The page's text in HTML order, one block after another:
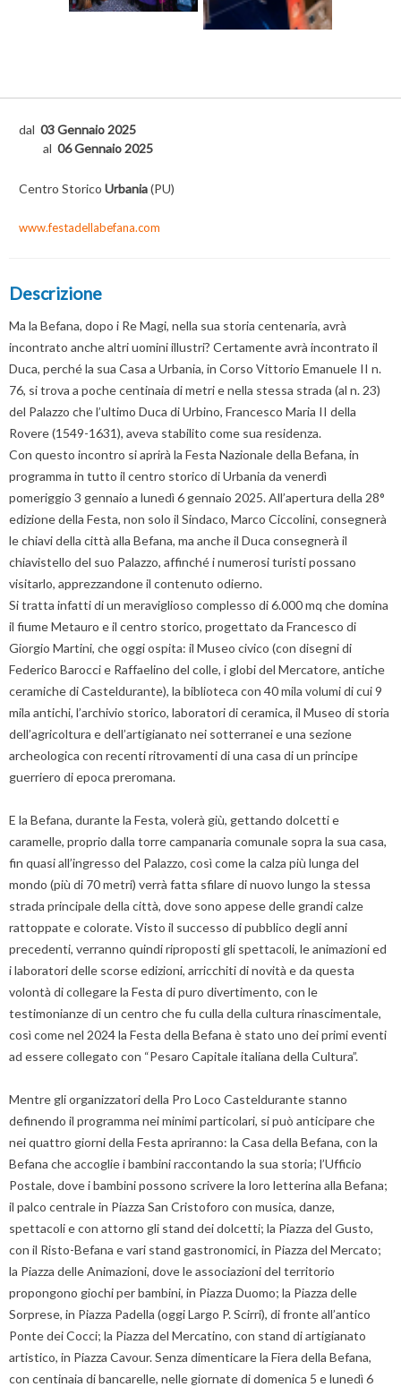
dal 03 Gennaio 2025
al 06 Gennaio 2025
Centro Storico Urbania(PU)
www.festadellabefana.com
Descrizione
Ma la Befana, dopo i Re Magi, nella sua storia centenaria, avrà
incontrato anche altri uomini illustri? Certamente avrà incontrato il
Duca, perché la sua Casa a Urbania, in Corso Vittorio Emanuele II n.
76, si trova a poche centinaia di metri e nella stessa strada (al n. 23)
del Palazzo che l’ultimo Duca di Urbino, Francesco Maria II della
Rovere (1549-1631), aveva stabilito come sua residenza.
Con questo incontro si aprirà la Festa Nazionale della Befana, in
programma in tutto il centro storico di Urbania da venerdì
pomeriggio 3 gennaio a lunedì 6 gennaio 2025. All’apertura della 28°
edizione della Festa, non solo il Sindaco, Marco Ciccolini, consegnerà
le chiavi della città alla Befana, ma anche il Duca consegnerà il
chiavistello del suo Palazzo, affinché i numerosi turisti possano
visitarlo, apprezzandone il contenuto odierno.
Si tratta infatti di un meraviglioso complesso di 6.000 mq che domina
il fiume Metauro e il centro storico, progettato da Francesco di
Giorgio Martini, che oggi ospita: il Museo civico (con disegni di
Federico Barocci e Raffaelino del colle, i globi del Mercatore, antiche
ceramiche di Casteldurante), la biblioteca con 40 mila volumi di cui 9
mila antichi, l’archivio storico, laboratori di ceramica, il Museo di storia
dell’agricoltura e dell’artigianato nei sotterranei e una sezione
archeologica con recenti ritrovamenti di una casa di un principe
guerriero di epoca preromana.
E la Befana, durante la Festa, volerà giù, gettando dolcetti e
caramelle, proprio dalla torre campanaria comunale sopra la sua casa,
fin quasi all’ingresso del Palazzo, così come la calza più lunga del
mondo (più di 70 metri) verrà fatta sfilare di nuovo lungo la stessa
strada principale della città, dove sono appese delle grandi calze
rattoppate e colorate. Visto il successo di pubblico degli anni
precedenti, verranno quindi riproposti gli spettacoli, le animazioni ed
i laboratori delle scorse edizioni, arricchiti di novità e da questa
volontà di collegare la Festa di puro divertimento, con le
testimonianze di un centro che fu culla della cultura rinascimentale,
così come nel 2024 la Festa della Befana è stato uno dei primi eventi
ad essere collegato con “Pesaro Capitale italiana della Cultura”.
Mentre gli organizzatori della Pro Loco Casteldurante stanno
definendo il programma nei minimi particolari, si può anticipare che
nei quattro giorni della Festa apriranno: la Casa della Befana, con la
Befana che accoglie i bambini raccontando la sua storia; l’Ufficio
Postale, dove i bambini possono scrivere la loro letterina alla Befana;
il palco centrale in Piazza San Cristoforo con musica, danze,
spettacoli e con attorno gli stand dei dolcetti; la Piazza del Gusto,
con il Risto-Befana e vari stand gastronomici, in Piazza del Mercato;
la Piazza delle Animazioni, dove le associazioni del territorio
propongono giochi per bambini, in Piazza Duomo; la Piazza delle
Sorprese, in Piazza Padella (oggi Largo P. Scirri), di fronte all’antico
Ponte dei Cocci; la Piazza del Mercatino, con stand di artigianato
artistico, in Piazza Cavour. Senza dimenticare la Fiera della Befana,
con centinaia di bancarelle, nelle giornate di domenica 5 e lunedì 6